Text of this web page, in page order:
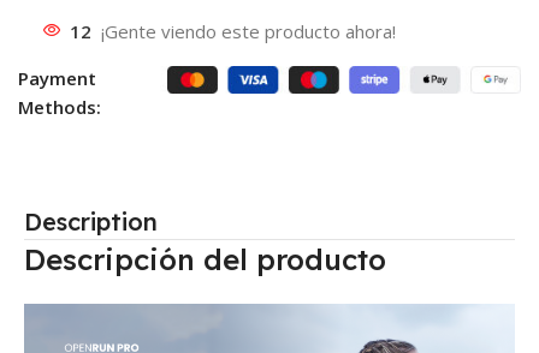
12 ¡Gente viendo este producto ahora!
Payment
Methods:
Description
Descripción del producto